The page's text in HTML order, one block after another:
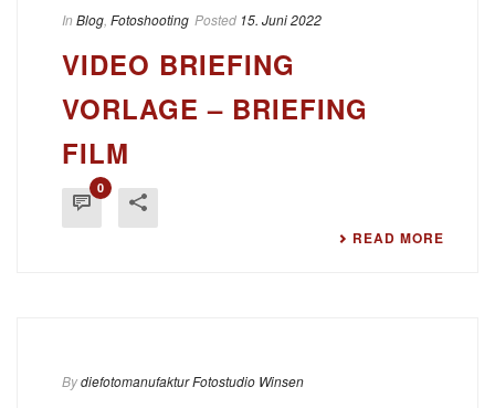
In Blog, Fotoshooting Posted 15. Juni 2022
VIDEO BRIEFING
VORLAGE – BRIEFING
FILM
0
READ MORE
Bydiefotomanufaktur Fotostudio Winsen